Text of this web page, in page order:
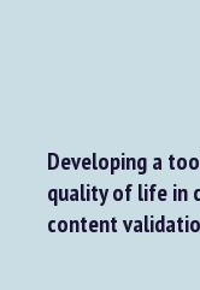
Developing a
quality of life in
content